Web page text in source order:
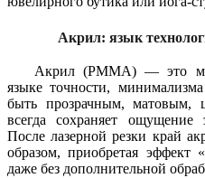
Акрил: язык
Акрил (PMMA) — это
языке точности,
быть прозрачным, матовым,
всегда сохраняет ощущение
После лазерной резки край
образом, приобретая эффект
даже без дополнительной